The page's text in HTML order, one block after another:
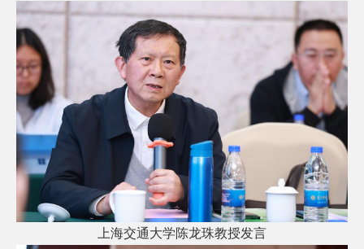
上海交通大学陈龙珠教授发言